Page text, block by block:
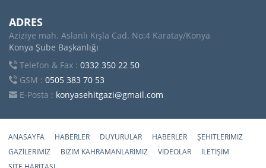
ADRES
Aziziye mah. Aslanlı Kışla Cad. No:4 Karatay/Konya
Konya Şube Başkanlığı
Telefon & Fax : 0332 350 22 50
GSM : 0505 383 70 53
E-Posta : konyasehitgazi@gmail.com
ANASAYFA HABERLER DUYURULAR HABERLER
ŞEHITLERIMIZ
GAZİLERİMİZ
BIZIM KAHRAMANLARIMIZ VİDEOLAR
İLETİŞİM